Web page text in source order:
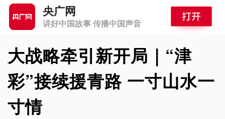
央广网
讲好中国故事 传播中国声音
大战略牵引新开局｜“津
彩”接续援青路 一寸山水一
寸情